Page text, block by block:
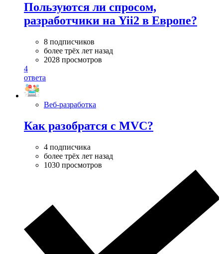
Пользуются ли спросом,
разработчики на Yii2 в Европе?
8 подписчиков
более трёх лет назад
2028 просмотров
4
ответа
Веб-разработка
Как разобратся с MVC?
4 подписчика
более трёх лет назад
1030 просмотров